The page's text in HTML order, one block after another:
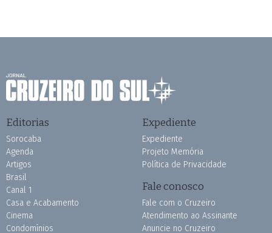
Editorias
Sorocaba
Agenda
Artigos
Brasil
Canal 1
Casa e Acabamento
Cinema
Condomínios
Expediente
Expediente
Projeto Memória
Política de Privacidade
Fale conosco
Fale com o Cruzeiro
Atendimento ao Assinante
Anuncie no Cruzeiro